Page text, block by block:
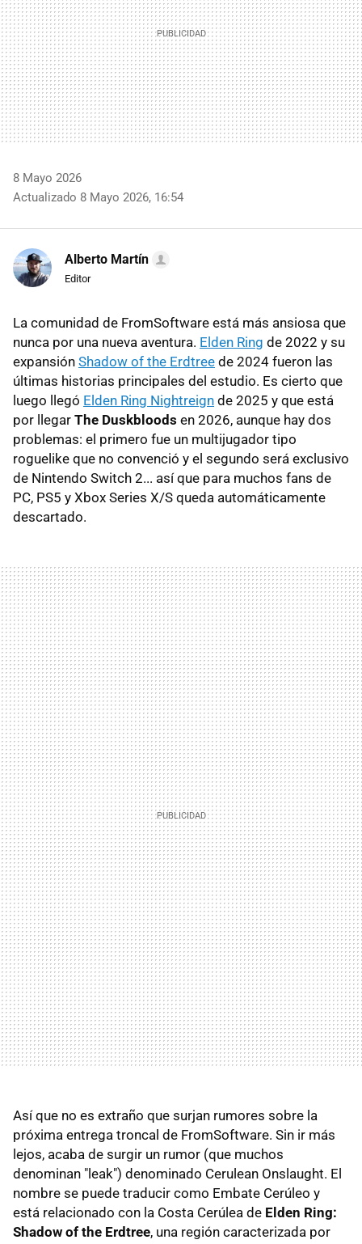
8 Mayo 2026
Actualizado 8 Mayo 2026, 16:54
Alberto Martín
Editor
La comunidad de FromSoftware está más ansiosa que
nunca por una nueva aventura. Elden Ring de 2022 y su
expansión Shadow of the Erdtree de 2024 fueron las
últimas historias principales del estudio. Es cierto que
luego llegó Elden Ring Nightreign de 2025 y que está
por llegar The Duskbloods en 2026, aunque hay dos
problemas: el primero fue un multijugador tipo
roguelike que no convenció y el segundo será exclusivo
de Nintendo Switch 2... así que para muchos fans de
PC, PS5 y Xbox Series X/S queda automáticamente
descartado.
Así que no es extraño que surjan rumores sobre la
próxima entrega troncal de FromSoftware. Sin ir más
lejos, acaba de surgir un rumor (que muchos
denominan "leak") denominado Cerulean Onslaught. El
nombre se puede traducir como Embate Cerúleo y
está relacionado con la Costa Cerúlea de Elden Ring:
Shadow of the Erdtree, una región caracterizada por